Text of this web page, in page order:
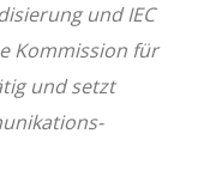
und IEC
Kommission für
und setzt